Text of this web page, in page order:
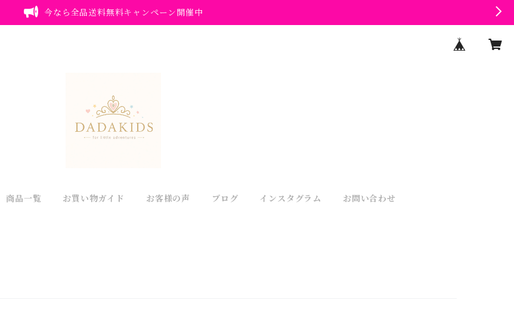
今なら全品送料無料キャンペーン開催中
商品一覧 お買い物ガイド お客様の声 ブログ インスタグラム お問い合わせ